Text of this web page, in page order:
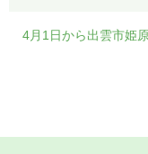
4月1日から出雲市姫